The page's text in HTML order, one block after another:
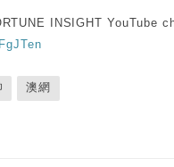
INSIGHT YouTube
澳網